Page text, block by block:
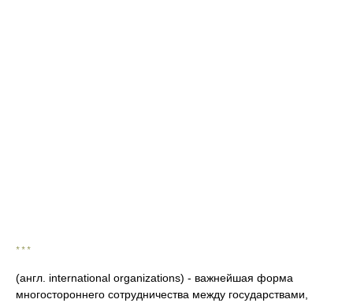
* * *
(англ. international organizations) - важнейшая форма
многостороннего сотрудничества между государствами,